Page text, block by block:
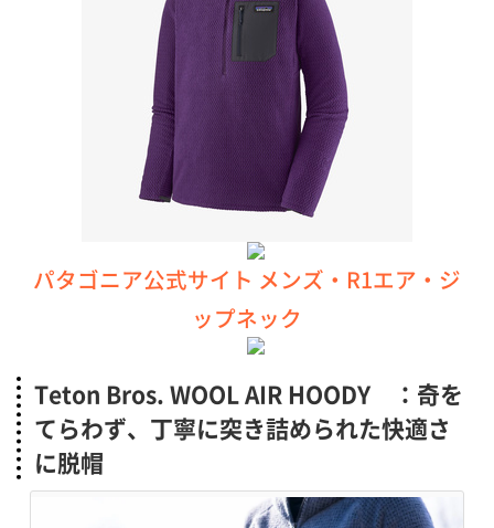
パタゴニア公式サイト メンズ・R1エア・ジ
ップネック
Teton Bros. WOOL AIR HOODY ：奇を
てらわず、丁寧に突き詰められた快適さ
に脱帽